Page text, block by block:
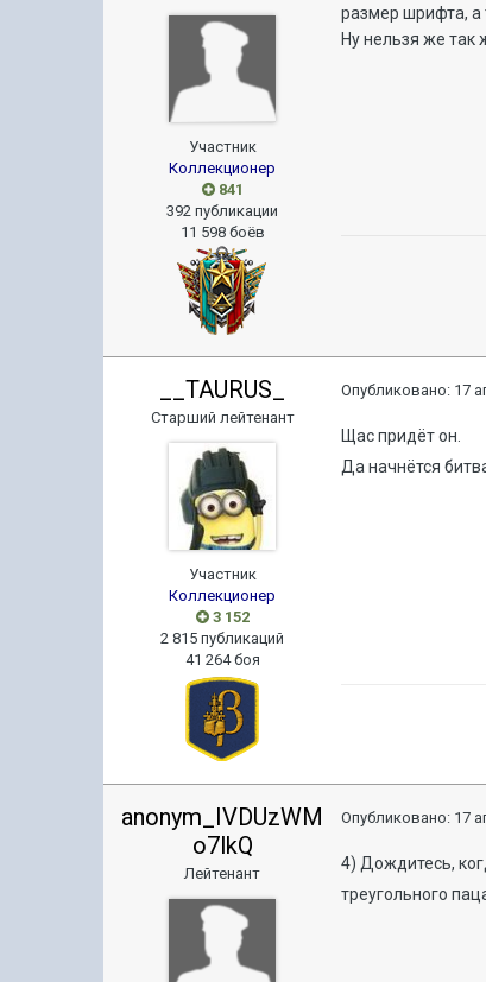
Участник
Коллекционер
841
392 публикации
11 598 боёв
размер шрифта, а
Ну нельзя же так
__TAURUS_
Старший лейтенант
Участник
Коллекционер
3 152
2 815 публикаций
41 264 боя
Опубликовано: 17
Щас придёт он.
Да начнётся
anonym_IVDUzWM
o7lkQ
Лейтенант
Опубликовано: 17
4) Дождитесь,
треугольного